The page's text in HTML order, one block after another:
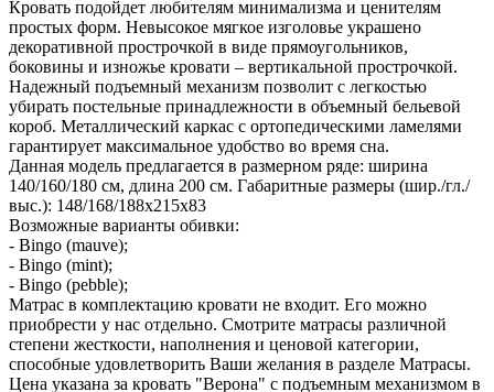
Кровать подойдет любителям минимализма и ценителям
простых форм. Невысокое мягкое изголовье украшено
декоративной прострочкой в виде прямоугольников,
боковины и изножье кровати – вертикальной прострочкой.
Надежный подъемный механизм позволит с легкостью
убирать постельные принадлежности в объемный бельевой
короб. Металлический каркас с ортопедическими ламелями
гарантирует максимальное удобство во время сна.
Данная модель предлагается в размерном ряде: ширина
140/160/180 см, длина 200 см. Габаритные размеры (шир./гл./
выс.): 148/168/188х215х83
Возможные варианты обивки:
- Bingo (mauve);
- Bingo (mint);
- Bingo (pebble);
Матрас в комплектацию кровати не входит. Его можно
приобрести у нас отдельно. Смотрите матрасы различной
степени жесткости, наполнения и ценовой категории,
способные удовлетворить Ваши желания в разделе Матрасы.
Цена указана за кровать "Верона" с подъемным механизмом в